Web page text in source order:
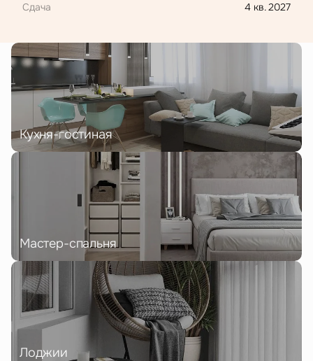
Сдача
4 кв. 2027
Кухня-гостиная
Мастер-спальня
Лоджии